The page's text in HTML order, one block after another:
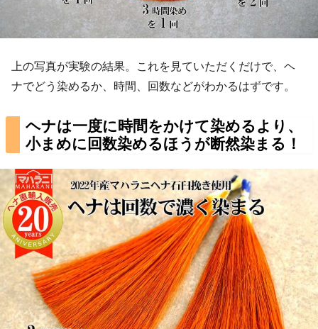
上の写真が実験の結果。これを見ていただくだけで、ヘ
ナでどう染めるか、時間、回数などがわかるはずです。
ヘナは一度に時間をかけて染めるより、
小まめに回数染めるほうが断然染まる！